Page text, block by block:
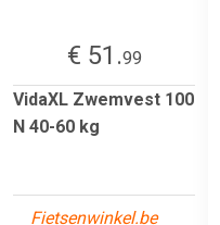
€ 51.99
VidaXL Zwemvest 100
N 40-60 kg
Fietsenwinkel.be